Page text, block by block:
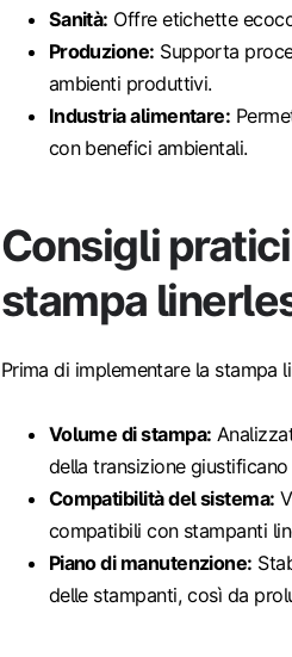
Sanità: Offre etichette
Produzione: Supporta
ambienti produttivi.
Industria alimentare:
con benefici ambientali.
Consigli
stampa
Prima di implementare la stampa
Volume di stampa:
della transizione
Compatibilità del sistema:
compatibili con stampanti
Piano di manutenzione:
delle stampanti, così da